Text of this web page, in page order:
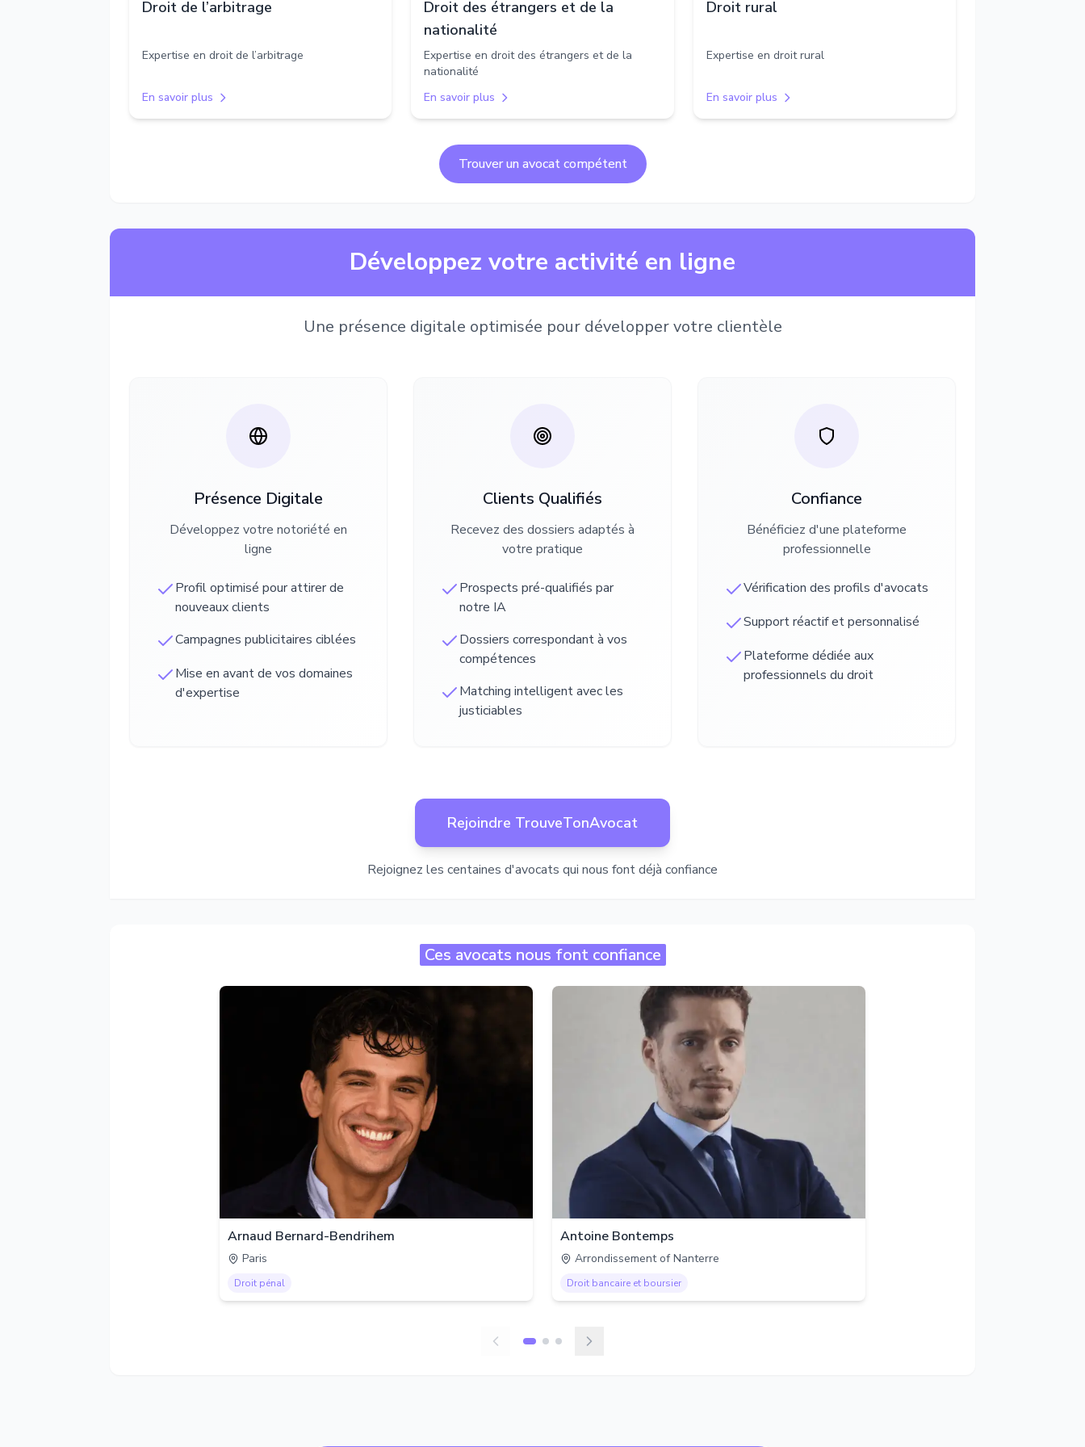
Droit de l’arbitrage
Expertise en droit de l’arbitrage
En savoir plus
Droit des étrangers et de la
nationalité
Expertise en droit des étrangers et de la
nationalité
En savoir plus
Droit rural
Expertise en droit rural
En savoir plus
Trouver un avocat compétent
Développez votre activité en ligne
Une présence digitale optimisée pour développer votre clientèle
Présence Digitale
Développez votre notoriété en
ligne
Profil optimisé pour attirer de
nouveaux clients
Campagnes publicitaires ciblées
Mise en avant de vos domaines
d'expertise
Clients Qualifiés
Recevez des dossiers adaptés à
votre pratique
Prospects pré-qualifiés par
notre IA
Dossiers correspondant à vos
compétences
Matching intelligent avec les
justiciables
Confiance
Bénéficiez d'une plateforme
professionnelle
Vérification des profils d'avocats
Support réactif et personnalisé
Plateforme dédiée aux
professionnels du droit
Rejoindre TrouveTonAvocat
Rejoignez les centaines d'avocats qui nous font déjà confiance
Ces avocats nous font confiance
Arnaud Bernard-Bendrihem
Paris
Droit pénal
Antoine Bontemps
Arrondissement of Nanterre
Droit bancaire et boursier